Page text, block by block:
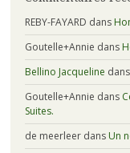
REBY-FAYARD dans
Goutelle+Annie dans
Bellino Jacqueline dans
Goutelle+Annie dans
Suites.
de meerleerdans Un